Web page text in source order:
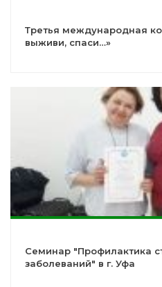
Третья международная
выживи, спаси…»
Семинар "Профилактика
заболеваний" в г. Уфа